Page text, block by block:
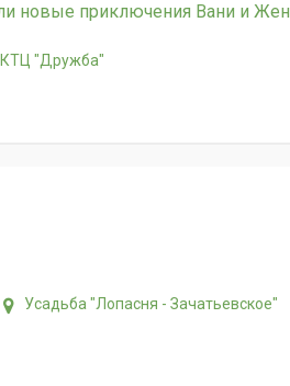
новые приключения Вани и
КТЦ "Дружба"
Усадьба "Лопасня - Зачатьевское"